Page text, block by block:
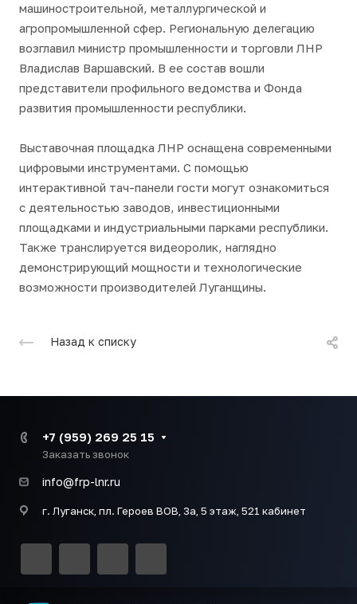
машиностроительной, металлургической и
агропромышленной сфер. Региональную делегацию
возглавил министр промышленности и торговли ЛНР
Владислав Варшавский. В ее состав вошли
представители профильного ведомства и Фонда
развития промышленности республики.
Выставочная площадка ЛНР оснащена современными
цифровыми инструментами. С помощью
интерактивной тач-панели гости могут ознакомиться
с деятельностью заводов, инвестиционными
площадками и индустриальными парками республики.
Также транслируется видеоролик, наглядно
демонстрирующий мощности и технологические
возможности производителей Луганщины.
Назад к списку
+7 (959) 269 25 15
Заказать звонок
info@frp-lnr.ru
г. Луганск, пл. Героев ВОВ, 3а, 5 этаж, 521 кабинет